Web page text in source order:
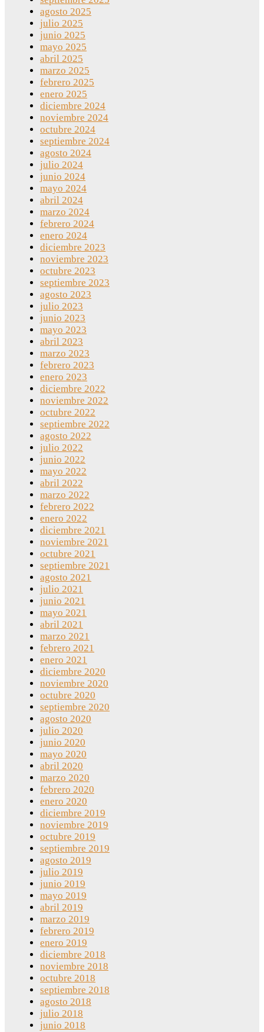
agosto 2025
julio 2025
junio 2025
mayo 2025
abril 2025
marzo 2025
febrero 2025
enero 2025
diciembre 2024
noviembre 2024
octubre 2024
septiembre 2024
agosto 2024
julio 2024
junio 2024
mayo 2024
abril 2024
marzo 2024
febrero 2024
enero 2024
diciembre 2023
noviembre 2023
octubre 2023
septiembre 2023
agosto 2023
julio 2023
junio 2023
mayo 2023
abril 2023
marzo 2023
febrero 2023
enero 2023
diciembre 2022
noviembre 2022
octubre 2022
septiembre 2022
agosto 2022
julio 2022
junio 2022
mayo 2022
abril 2022
marzo 2022
febrero 2022
enero 2022
diciembre 2021
noviembre 2021
octubre 2021
septiembre 2021
agosto 2021
julio 2021
junio 2021
mayo 2021
abril 2021
marzo 2021
febrero 2021
enero 2021
diciembre 2020
noviembre 2020
octubre 2020
septiembre 2020
agosto 2020
julio 2020
junio 2020
mayo 2020
abril 2020
marzo 2020
febrero 2020
enero 2020
diciembre 2019
noviembre 2019
octubre 2019
septiembre 2019
agosto 2019
julio 2019
junio 2019
mayo 2019
abril 2019
marzo 2019
febrero 2019
enero 2019
diciembre 2018
noviembre 2018
octubre 2018
septiembre 2018
agosto 2018
julio 2018
junio 2018